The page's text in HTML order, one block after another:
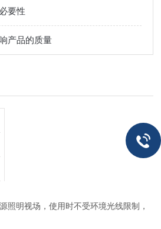
要性
产品的质量
照明视场，使用时不受环境光线限制，